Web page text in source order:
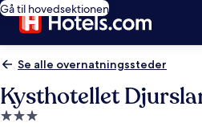
Gå til hovedsektionen
Se alle overnatningssteder
Kysthotellet
3.0-